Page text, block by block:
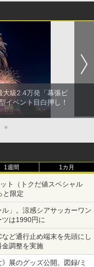
大級2.4万発「幕張ビ
イベント目白押し！
●
1週間 1カ月
ト（トクだ値スペシャル
と限定
」。涼感シアサッカーワン
は1990円に
ど通行止め端末を先頭にし
調整を実施
展のグッズ公開。図録/ミ